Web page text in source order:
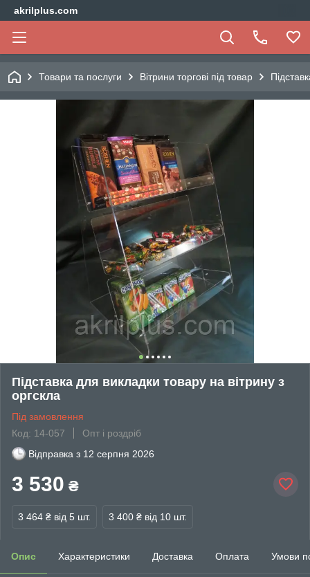
akrilplus.com
Товари та послуги Вітрини торгові під товар
Підставка для викладки товару на вітрину з
оргскла
Під замовлення
Код: 14-057
Опт і роздріб
Відправка з 12 серпня 2026
3 530 ₴
3 464 ₴ від 5 шт. 3 400 ₴ від 10 шт.
Опис Характеристики Доставка Оплата Умови